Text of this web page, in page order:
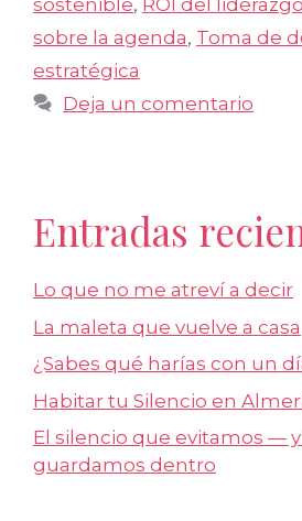
sostenible, ROI del liderazgo
sobre la agenda, Toma de
estratégica
Deja un comentario
Entradas
Lo que no me atreví a decir
La maleta que vuelve a casa
¿Sabes qué harías con un
Habitar tu Silencio en
El silencio que evitamos —
guardamos dentro